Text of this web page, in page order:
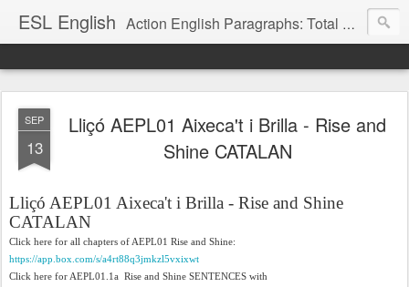
ESL English Action English Paragraphs: Total Physical Response (TPR) Paragraphs for the High School and Adult Language Student
SEP
13
Lliçó AEPL01 Aixeca't i Brilla - Rise and
Shine CATALAN
Lliçó AEPL01 Aixeca't i Brilla - Rise and Shine
CATALAN
Click here for all chapters of AEPL01 Rise and Shine:
https://app.box.com/s/a4rt88q3jmkzl5vxixwt
Click here for AEPL01.1a
Rise and Shine SENTENCES with